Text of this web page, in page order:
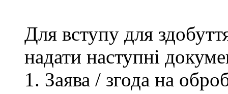
Для вступу для
надати наступні
Заява / згода на